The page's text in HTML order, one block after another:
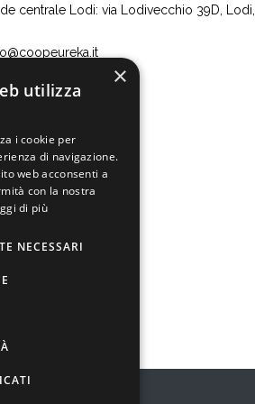
centrale Lodi: via Lodivecchio 39D,
0255607420
×
utilizza
i cookie per
di navigazione.
web acconsenti a
con la nostra
di più
NECESSARI